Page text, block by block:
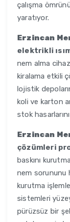
çalışma
yaratıyor.
Erzincan
elektrikli
nem alma
kiralama etkili
lojistik
koli ve karton
stok
Erzincan
çözümleri
baskını
nem sorununu
kurutma
sistemleri
pürüzsüz bir